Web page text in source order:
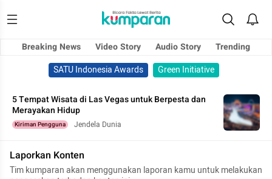
Breaking News Video Story Audio Story
Trending
SATU Indonesia Awards
Green Initiative
5 Tempat Wisata di Las Vegas untuk Berpesta dan
Merayakan Hidup
Kiriman Pengguna Jendela Dunia
Laporkan Konten
Tim kumparan akan menggunakan laporan kamu untuk melakukan